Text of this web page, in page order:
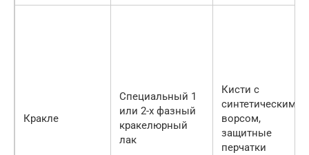
Кракле
Специальный 1
или 2-х фазный
кракелюрный
лак
Кисти с
синтетическим
ворсом,
защитные
перчатки